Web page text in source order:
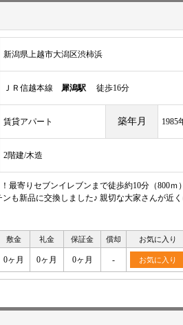
新潟県上越市大潟区渋柿浜
ＪＲ信越本線 犀潟駅 徒歩16分
賃貸アパート 築年月 1985
2階建/木造
りセブンイレブンまで徒歩約10分（800ｍ
も新品に交換しました♪ 親切な大家さんが近
敷金 礼金 保証金 償却 お気に入り
0ヶ月 0ヶ月 0ヶ月 - お気に入り